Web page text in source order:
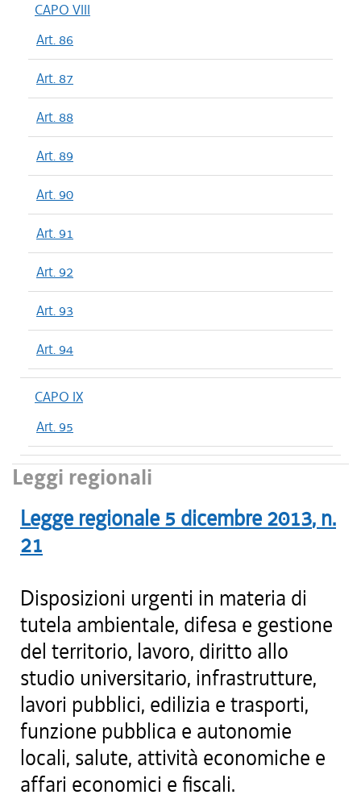
CAPO VIII
Art. 86
Art. 87
Art. 88
Art. 89
Art. 90
Art. 91
Art. 92
Art. 93
Art. 94
CAPO IX
Art. 95
Leggi regionali
Legge regionale 5 dicembre 2013, n.
21
Disposizioni urgenti in materia di
tutela ambientale, difesa e gestione
del territorio, lavoro, diritto allo
studio universitario, infrastrutture,
lavori pubblici, edilizia e trasporti,
funzione pubblica e autonomie
locali, salute, attività economiche e
affari economici e fiscali.